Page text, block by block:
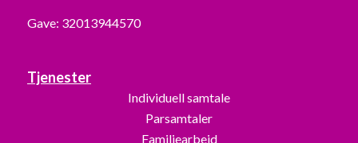
Gave: 32013944570
Tjenester
Individuell samtale
Parsamtaler
Familiearbeid